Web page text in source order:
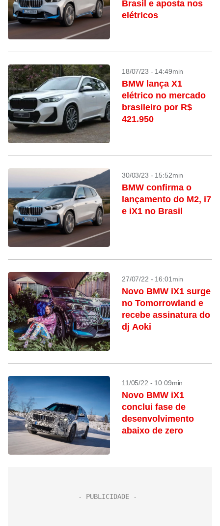
Brasil e aposta nos
elétricos
18/07/23 - 14:49min
BMW lança X1
elétrico no mercado
brasileiro por R$
421.950
30/03/23 - 15:52min
BMW confirma o
lançamento do M2, i7
e iX1 no Brasil
27/07/22 - 16:01min
Novo BMW iX1 surge
no Tomorrowland e
recebe assinatura do
dj Aoki
11/05/22 - 10:09min
Novo BMW iX1
conclui fase de
desenvolvimento
abaixo de zero